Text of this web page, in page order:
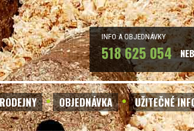
INFO A OBJEDNÁVKY
518 625 054
OBJEDNÁVKA UŽITEČNÉ